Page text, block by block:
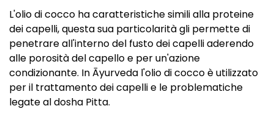
L'olio di cocco ha caratteristiche simili alla proteine
dei capelli, questa sua particolarità gli permette di
penetrare all'interno del fusto dei capelli aderendo
alle porosità del capello e per un'azione
condizionante. In Āyurveda l'olio di cocco è utilizzato
per il trattamento dei capelli e le problematiche
legate al dosha Pitta.